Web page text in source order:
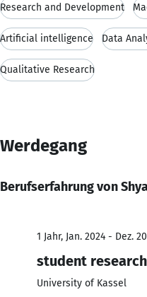
Research and Development
Artificial intelligence Data
Qualitative Research
Werdegang
Berufserfahrung von
1 Jahr, Jan. 2024 - Dez.
student
University of Kassel